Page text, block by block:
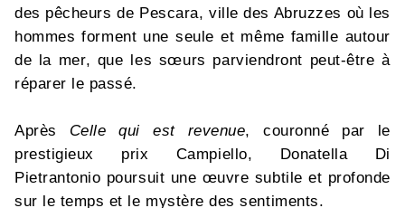
des pêcheurs de Pescara, ville des Abruzzes où les
hommes forment une seule et même famille autour
de la mer, que les sœurs parviendront peut-être à
réparer le passé.
Après Celle qui est revenue, couronné par le
prestigieux prix Campiello, Donatella Di
Pietrantonio poursuit une œuvre subtile et profonde
sur le temps et le mystère des sentiments.